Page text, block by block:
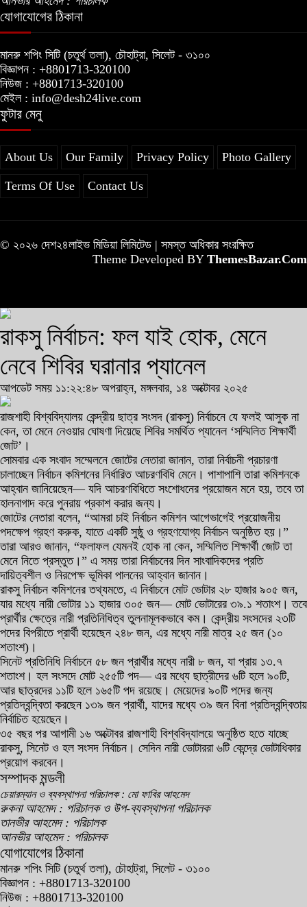
যোগাযোগের ঠিকানা
মানরু শপিং সিটি (চতুর্থ তলা), চৌহাট্রা, সিলেট - ৩১০০
বিজ্ঞাপন : +8801713-320100
নিউজ : +8801713-320100
মেইল : info@desh24live.com
ফুটার মেনু
About Us Our Family Privacy Policy Photo Gallery
Terms Of Use Contact Us
© ২০২৬ দেশ২৪লাইভ মিডিয়া লিমিটেড | সমস্ত অধিকার সংরক্ষিত
Theme Developed BY ThemesBazar.Com
রাকসু নির্বাচন: ফল যাই হোক, মেনে
নেবে শিবির ঘরানার প্যানেল
আপডেট সময় ১১:২২:৪৮ অপরাহ্ন, মঙ্গলবার, ১৪ অক্টোবর ২০২৫
রাজশাহী বিশ্ববিদ্যালয় কেন্দ্রীয় ছাত্র সংসদ (রাকসু) নির্বাচনে যে ফলই আসুক না
কেন, তা মেনে নেওয়ার ঘোষণা দিয়েছে শিবির সমর্থিত প্যানেল ‘সম্মিলিত শিক্ষার্থী
জোট’।
সোমবার এক সংবাদ সম্মেলনে জোটের নেতারা জানান, তারা নির্বাচনী প্রচারণা
চালাচ্ছেন নির্বাচন কমিশনের নির্ধারিত আচরণবিধি মেনে। পাশাপাশি তারা কমিশনকে
আহ্বান জানিয়েছেন— যদি আচরণবিধিতে সংশোধনের প্রয়োজন মনে হয়, তবে তা
হালনাগাদ করে পুনরায় প্রকাশ করার জন্য।
জোটের নেতারা বলেন, “আমরা চাই নির্বাচন কমিশন আগেভাগেই প্রয়োজনীয়
পদক্ষেপ গ্রহণ করুক, যাতে একটি সুষ্ঠু ও গ্রহণযোগ্য নির্বাচন অনুষ্ঠিত হয়।”
তারা আরও জানান, “ফলাফল যেমনই হোক না কেন, সম্মিলিত শিক্ষার্থী জোট তা
মেনে নিতে প্রস্তুত।” এ সময় তারা নির্বাচনের দিন সাংবাদিকদের প্রতি
দায়িত্বশীল ও নিরপেক্ষ ভূমিকা পালনের আহ্বান জানান।
রাকসু নির্বাচন কমিশনের তথ্যমতে, এ নির্বাচনে মোট ভোটার ২৮ হাজার ৯০৫ জন,
যার মধ্যে নারী ভোটার ১১ হাজার ৩০৫ জন— মোট ভোটারের ৩৯.১ শতাংশ। তবে
প্রার্থীর ক্ষেত্রে নারী প্রতিনিধিত্ব তুলনামূলকভাবে কম। কেন্দ্রীয় সংসদের ২৩টি
পদের বিপরীতে প্রার্থী হয়েছেন ২৪৮ জন, এর মধ্যে নারী মাত্র ২৫ জন (১০
শতাংশ)।
সিনেট প্রতিনিধি নির্বাচনে ৫৮ জন প্রার্থীর মধ্যে নারী ৮ জন, যা প্রায় ১৩.৭
শতাংশ। হল সংসদে মোট ২৫৫টি পদ— এর মধ্যে ছাত্রীদের ৬টি হলে ৯০টি,
আর ছাত্রদের ১১টি হলে ১৬৫টি পদ রয়েছে। মেয়েদের ৯০টি পদের জন্য
প্রতিদ্বন্দ্বিতা করছেন ১৩৯ জন প্রার্থী, যাদের মধ্যে ৩৯ জন বিনা প্রতিদ্বন্দ্বিতায়
নির্বাচিত হয়েছেন।
৩৫ বছর পর আগামী ১৬ অক্টোবর রাজশাহী বিশ্ববিদ্যালয়ে অনুষ্ঠিত হতে যাচ্ছে
রাকসু, সিনেট ও হল সংসদ নির্বাচন। সেদিন নারী ভোটাররা ৬টি কেন্দ্রে ভোটাধিকার
প্রয়োগ করবেন।
সম্পাদক মন্ডলী
চেয়ারম্যান ও ব্যবস্থাপনা পরিচালক : মো ফাবির আহমেদ
রুকনা আহমেদ : পরিচালক ও উপ-ব্যবস্থাপনা পরিচালক
তানভীর আহমেদ : পরিচালক
আনভীর আহমেদ : পরিচালক
যোগাযোগের ঠিকানা
মানরু শপিং সিটি (চতুর্থ তলা), চৌহাট্রা, সিলেট - ৩১০০
বিজ্ঞাপন : +8801713-320100
নিউজ : +8801713-320100